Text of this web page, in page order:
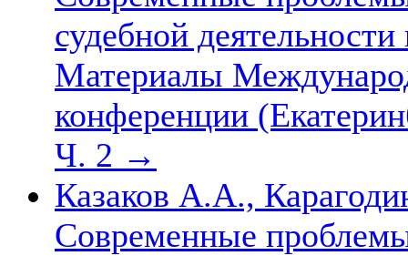
судебной
Материалы
конференции
Ч. 2 →
Казаков А.А.,
Современные